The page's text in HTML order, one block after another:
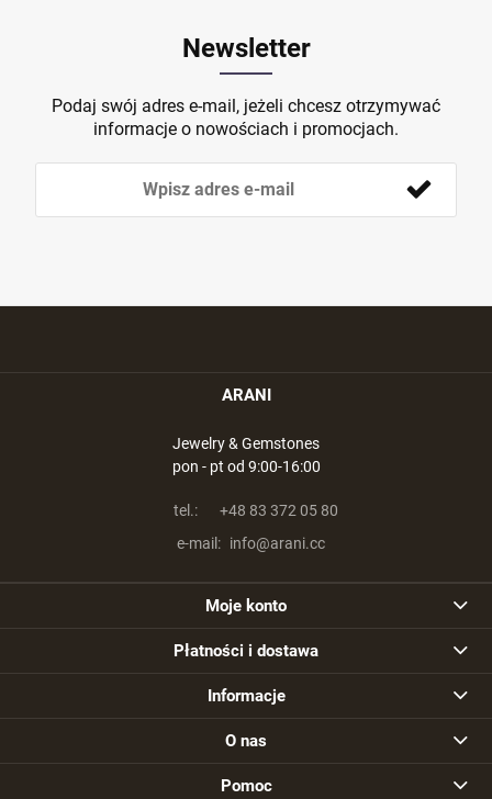
Newsletter
Podaj swój adres e-mail, jeżeli chcesz otrzymywać
informacje o nowościach i promocjach.
ARANI
Jewelry & Gemstones
pon - pt od 9:00-16:00
tel.:
+48 83 372 05 80
e-mail: info@arani.cc
Moje konto
Płatności i dostawa
Informacje
O nas
Pomoc